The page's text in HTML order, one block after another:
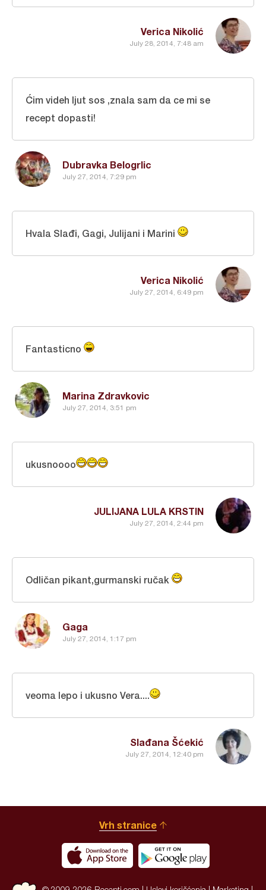
Verica Nikolić
July 28, 2014, 7:48 am
Dubravka Belogrlic
July 27, 2014, 7:29 pm
Ćim videh ljut sos ,znala sam da ce mi se
recept dopasti!
Verica Nikolić
July 27, 2014, 6:49 pm
Hvala Slađi, Gagi, Julijani i Marini
Marina Zdravkovic
July 27, 2014, 3:51 pm
Fantasticno
JULIJANA LULA KRSTIN
July 27, 2014, 2:44 pm
ukusnoooo
Gaga
July 27, 2014, 1:17 pm
Odličan pikant,gurmanski ručak
Slađana Šćekić
July 27, 2014, 12:40 pm
veoma lepo i ukusno Vera....
Vrh stranice